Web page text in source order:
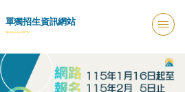
單獨招生資訊網站
Welcome to NPTU